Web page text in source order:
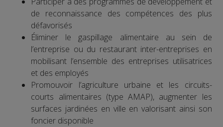
de reconnaissance des compétences des plus
défavorisés
Éliminer le gaspillage alimentaire au sein de
l’entreprise ou du restaurant inter-entreprises en
mobilisant l’ensemble des entreprises utilisatrices
et des employés
Promouvoir l’agriculture urbaine et les circuits-
courts alimentaires (type AMAP), augmenter les
surfaces jardinées en ville en valorisant ainsi son
foncier disponible